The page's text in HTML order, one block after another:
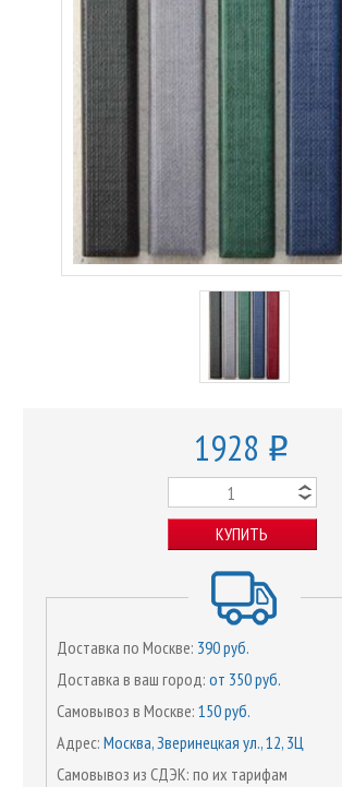
1928 o
КУПИТЬ
Доставка по Москве: 390 руб.
Доставка в ваш город: от 350 руб.
Самовывоз в Москве: 150 руб.
Адрес: Москва, Зверинецкая ул., 12, 3Ц
Самовывоз из СДЭК: по их тарифам